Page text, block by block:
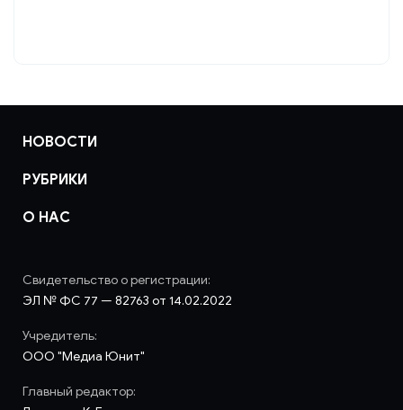
НОВОСТИ
РУБРИКИ
О НАС
Свидетельство о регистрации:
ЭЛ № ФС 77 — 82763 от 14.02.2022
Учредитель:
ООО "Медиа Юнит"
Главный редактор: